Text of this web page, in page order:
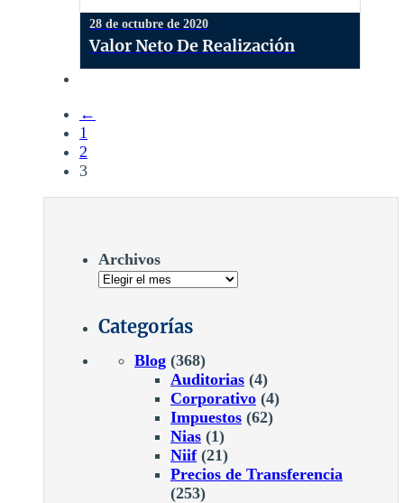
28 de octubre de 2020
Valor Neto De Realización
←
1
2
3
Archivos
Categorías
Blog (368)
Auditorias (4)
Corporativo (4)
Impuestos (62)
Nias (1)
Niif(21)
Precios de Transferencia
(253)